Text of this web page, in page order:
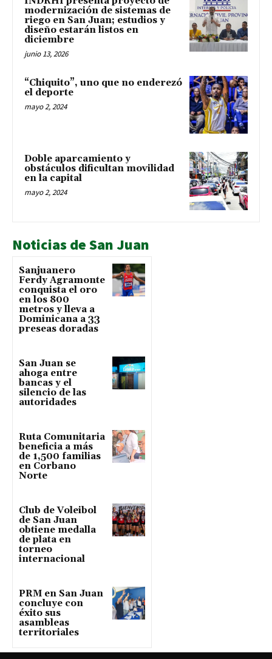
modernización de sistemas de
riego en San Juan; estudios y
diseño estarán listos en
diciembre
junio 13, 2026
“Chiquito”, uno que no enderezó
el deporte
mayo 2, 2024
Doble aparcamiento y
obstáculos dificultan movilidad
en la capital
mayo 2, 2024
Noticias de San Juan
Sanjuanero
Ferdy Agramonte
conquista el oro
en los 800
metros y lleva a
Dominicana a 33
preseas doradas
San Juan se
ahoga entre
bancas y el
silencio de las
autoridades
Ruta Comunitaria
beneficia a más
de 1,500 familias
en Corbano
Norte
Club de Voleibol
de San Juan
obtiene medalla
de plata en
torneo
internacional
PRM en San Juan
concluye con
éxito sus
asambleas
territoriales